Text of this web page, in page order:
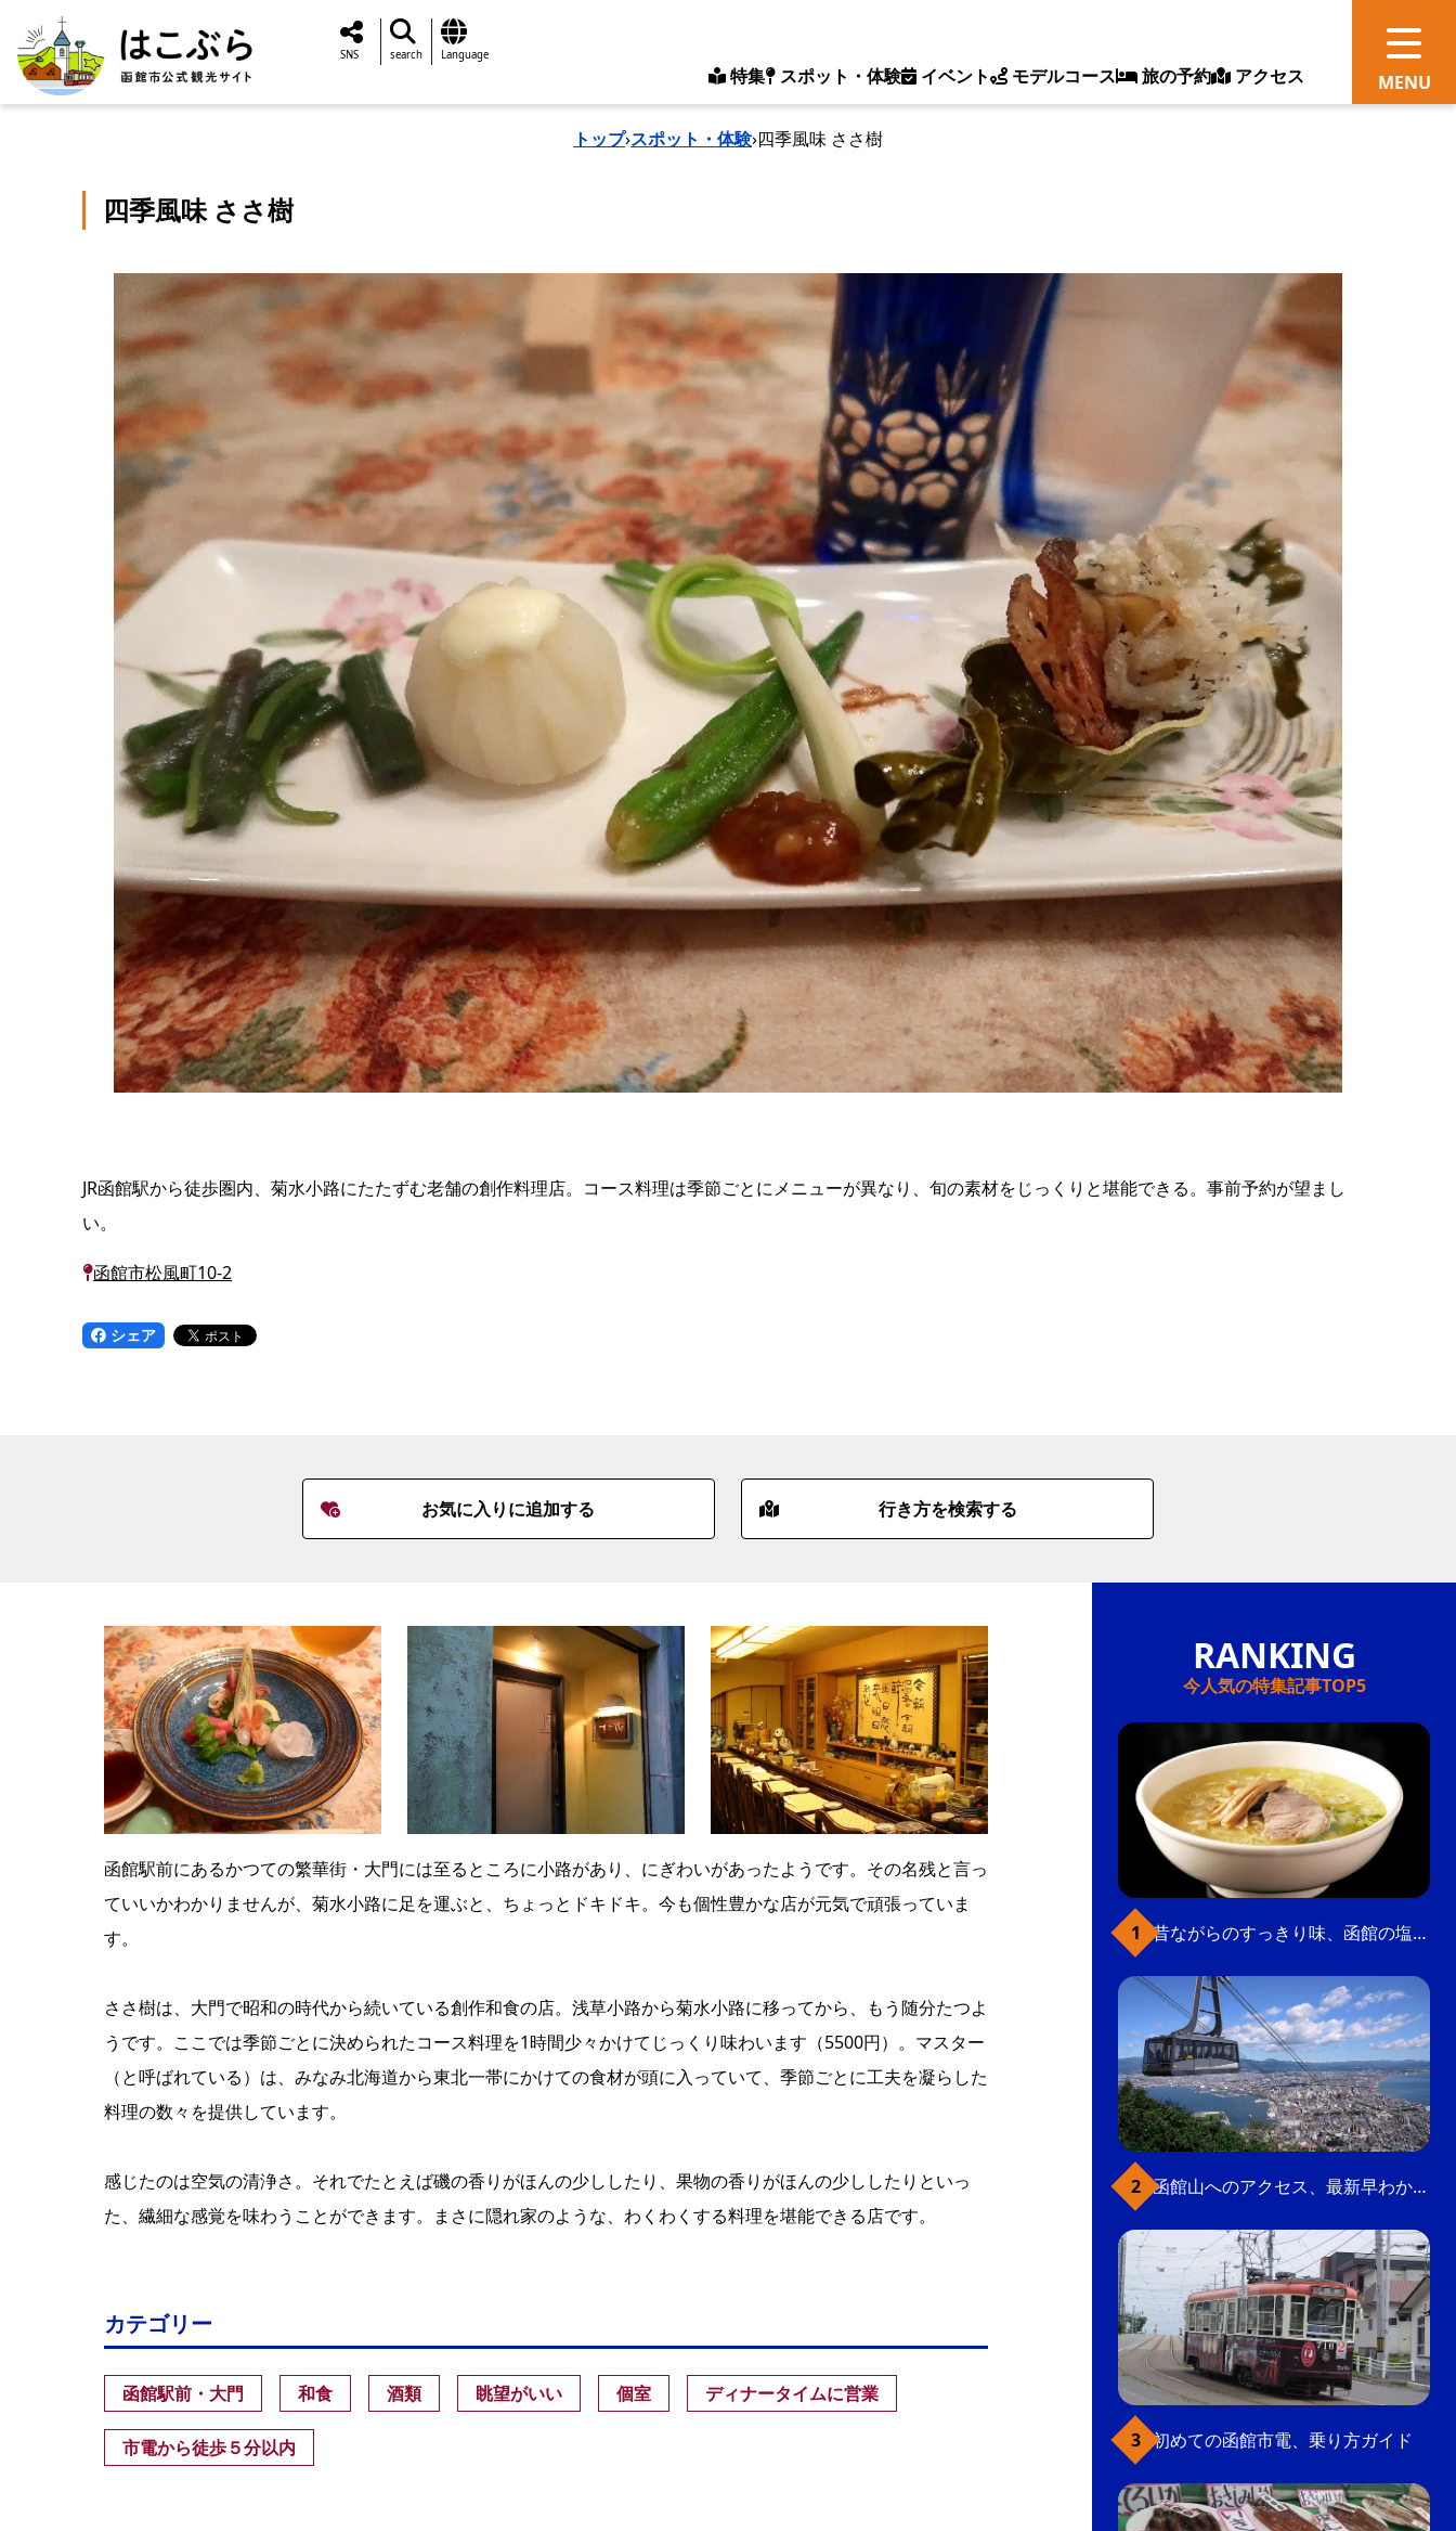
特集 スポット・体験 イベント モデルコース 旅の予約 アクセス
SNS search Language
トップ›スポット・体験›四季風味 ささ樹
四季風味 ささ樹
JR函館駅から徒歩圏内、菊水小路にたたずむ老舗の創作料理店。コース料理は季節ごとにメニューが異なり、旬の素材をじっくりと堪能できる。事前予約が望まし
い。
函館市松風町10-2
シェア
お気に入りに追加する 行き方を検索する
函館駅前にあるかつての繁華街・大門には至るところに小路があり、にぎわいがあったようです。その名残と言っ
ていいかわかりませんが、菊水小路に足を運ぶと、ちょっとドキドキ。今も個性豊かな店が元気で頑張っていま
す。
ささ樹は、大門で昭和の時代から続いている創作和食の店。浅草小路から菊水小路に移ってから、もう随分たつよ
うです。ここでは季節ごとに決められたコース料理を1時間少々かけてじっくり味わいます（5500円）。マスター
（と呼ばれている）は、みなみ北海道から東北一帯にかけての食材が頭に入っていて、季節ごとに工夫を凝らした
料理の数々を提供しています。
感じたのは空気の清浄さ。それでたとえば磯の香りがほんの少ししたり、果物の香りがほんの少ししたりといっ
た、繊細な感覚を味わうことができます。まさに隠れ家のような、わくわくする料理を堪能できる店です。
カテゴリー
函館駅前・大門 和食 酒類 眺望がいい 個室 ディナータイムに営業
市電から徒歩５分以内
今人気の特集記事TOP5
昔ながらのすっきり味、函館の塩ラーメン
函館山へのアクセス、最新早わかりガイド
初めての函館市電、乗り方ガイド